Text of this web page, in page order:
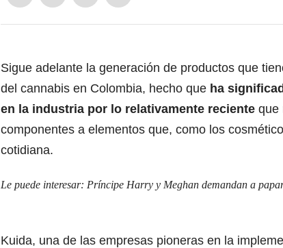
Sigue adelante la generación de productos que
del cannabis en Colombia, hecho que ha
en la industria por lo relativamente reciente que
componentes a elementos que, como los
cotidiana.
Le puede interesar: Príncipe Harry y Meghan demandan a
Kuida, una de las empresas pioneras en la